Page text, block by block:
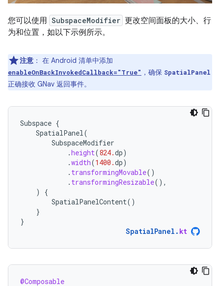
您可以使用 SubspaceModifier 更改空间面板的大小、行
为和位置，如以下示例所示。
注意 ： 在 Android 清单中添加
enableOnBackInvokedCallback="True" ，确保 SpatialPanel
正确接收 GNav 返回事件。
Subspace {
SpatialPanel(
SubspaceModifier
.height(824.dp)
.width(1400.dp)
. transformingMovable()
. transformingResizable(),
)
{
SpatialPanelContent()
}
}
SpatialPanel . kt
@Composable